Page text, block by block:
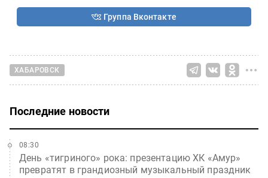
Группа Вконтакте
ХАБАРОВСК
Последние новости
День «тигриного» рока: презентацию ХК «Амур»
превратят в грандиозный музыкальный праздник
08:30